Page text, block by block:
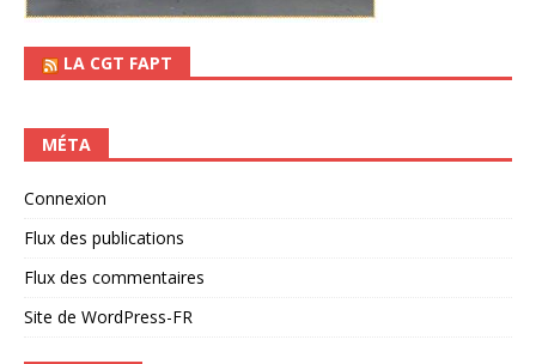
LA CGT FAPT
MÉTA
Connexion
Flux des publications
Flux des commentaires
Site de WordPress-FR